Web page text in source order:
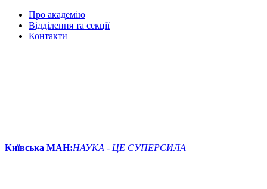
Про академію
Відділення та секції
Контакти
Київська МАН:НАУКА - ЦЕ СУПЕРСИЛА